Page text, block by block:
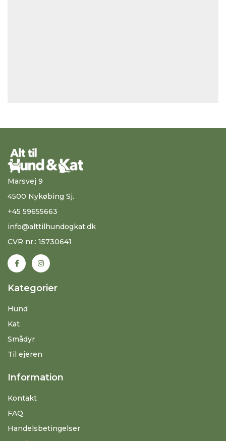
Marsvej 9
4500 Nykøbing Sj.
+45 59655663
info@alttilhundogkat.dk
CVR nr.: 15730641
Kategorier
Hund
Kat
Smådyr
Til ejeren
Information
Kontakt
FAQ
Handelsbetingelser